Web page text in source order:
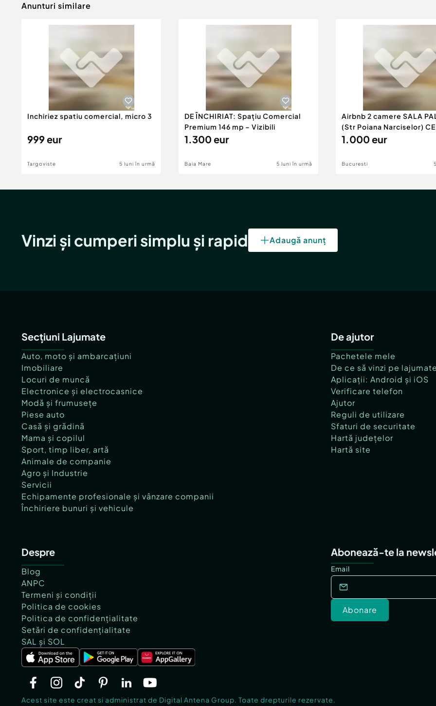
Anunturi similare
Inchiriez spatiu comercial, micro 3
999 eur
Targoviste 5 luni în urmă
DE ÎNCHIRIAT: Spațiu Comercial
Premium 146 mp – Vizibili
1.300 eur
Baia Mare 5 luni în urmă
Airbnb 2 camere SALA
(Str Poiana Narciselor)
1.000 eur
Bucuresti
Vinzi și cumperi simplu și rapid Adaugă anunț
Secțiuni Lajumate
Auto, moto și ambarcațiuni
Imobiliare
Locuri de muncă
Electronice și electrocasnice
Modă și frumusețe
Piese auto
Casă și grădină
Mama și copilul
Sport, timp liber, artă
Animale de companie
Agro și Industrie
Servicii
Echipamente profesionale și vânzare companii
Închiriere bunuri și vehicule
De ajutor
Pachetele mele
De ce să vinzi pe
Aplicații: Android și iOS
Verificare telefon
Ajutor
Reguli de utilizare
Sfaturi de securitate
Hartă județelor
Hartă site
Despre
Blog
ANPC
Termeni și condiții
Politica de cookies
Politica de confidențialitate
Setări de confidențialitate
SAL și SOL
Abonează-te la
Email
Abonare
Acest site este creat si administrat de Digital Antena Group. Toate drepturile rezervate.